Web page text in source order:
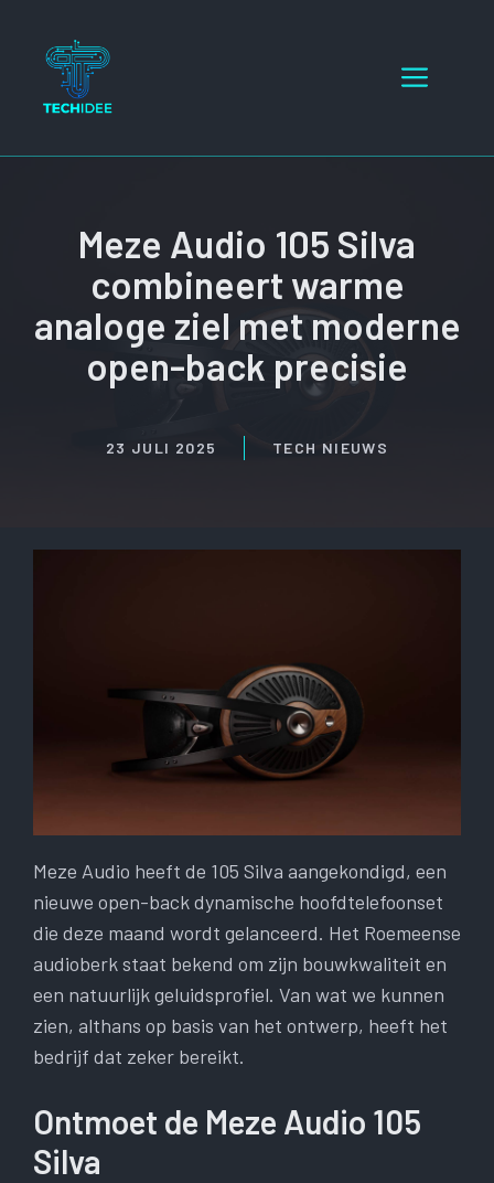
inhoud
Menu
Meze Audio 105 Silva
combineert warme
analoge ziel met moderne
open-back precisie
23 JULI 2025 TECH NIEUWS
Meze Audio heeft de 105 Silva aangekondigd, een
nieuwe open-back dynamische hoofdtelefoonset
die deze maand wordt gelanceerd. Het Roemeense
audioberk staat bekend om zijn bouwkwaliteit en
een natuurlijk geluidsprofiel. Van wat we kunnen
zien, althans op basis van het ontwerp, heeft het
bedrijf dat zeker bereikt.
Ontmoet de Meze Audio 105
Silva